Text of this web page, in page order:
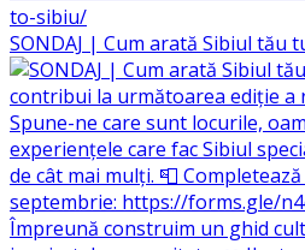
SONDAJ | Cum arată Sibiul tău